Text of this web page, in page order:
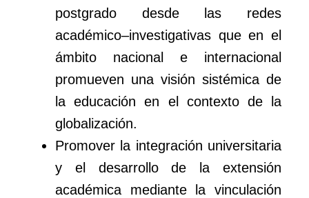
postgrado desde las redes
académico–investigativas que en el
ámbito nacional e internacional
promueven una visión sistémica de
la educación en el contexto de la
globalización.
Promover la integración universitaria
y el desarrollo de la extensión
académica mediante la vinculación